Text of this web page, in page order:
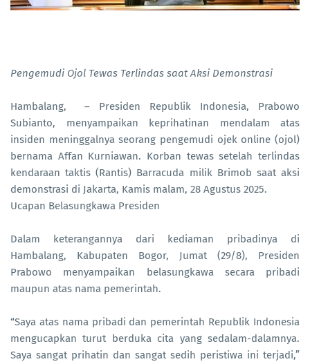
Pengemudi Ojol Tewas Terlindas saat Aksi Demonstrasi
Hambalang, – Presiden Republik Indonesia, Prabowo
Subianto, menyampaikan keprihatinan mendalam atas
insiden meninggalnya seorang pengemudi ojek online (ojol)
bernama Affan Kurniawan. Korban tewas setelah terlindas
kendaraan taktis (Rantis) Barracuda milik Brimob saat aksi
demonstrasi di Jakarta, Kamis malam, 28 Agustus 2025.
Ucapan Belasungkawa Presiden
Dalam keterangannya dari kediaman pribadinya di
Hambalang, Kabupaten Bogor, Jumat (29/8), Presiden
Prabowo menyampaikan belasungkawa secara pribadi
maupun atas nama pemerintah.
“Saya atas nama pribadi dan pemerintah Republik Indonesia
mengucapkan turut berduka cita yang sedalam-dalamnya.
Saya sangat prihatin dan sangat sedih peristiwa ini terjadi,”